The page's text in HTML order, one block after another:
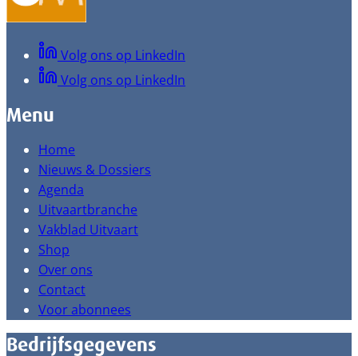
Volg ons op LinkedIn
Volg ons op LinkedIn
Menu
Home
Nieuws & Dossiers
Agenda
Uitvaartbranche
Vakblad Uitvaart
Shop
Over ons
Contact
Voor abonnees
Bedrijfsgegevens